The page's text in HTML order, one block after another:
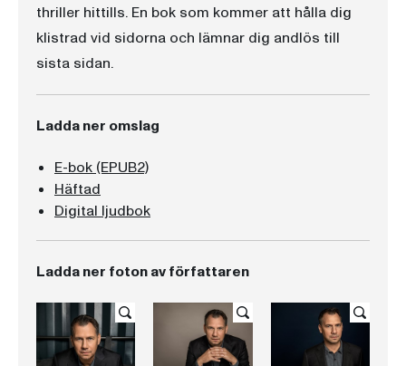
thriller hittills. En bok som kommer att hålla dig
klistrad vid sidorna och lämnar dig andlös till
sista sidan.
Ladda ner omslag
E-bok (EPUB2)
Häftad
Digital ljudbok
Ladda ner foton av författaren